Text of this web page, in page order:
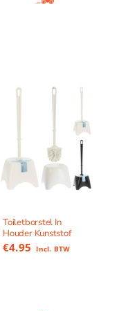
Toiletborstel In
Houder Kunststof
€4.95 Incl. BTW